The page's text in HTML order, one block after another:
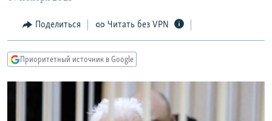
Вернутся
Вернутся
МНЕНИЯ
КУЛЬТУРА
КАВКАЗ.РЕАЛИИ
СИБИРЬ.РЕАЛИИ
Поделиться Читать без VPN
Приоритетный источник в Google